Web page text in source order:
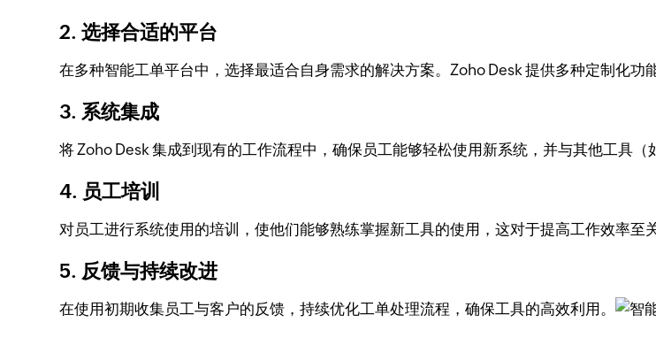
2. 选择合适的平台
在多种智能工单平台中，选择最适合自身需求的解决方案。Zoho Desk 提供多种定制化功
3. 系统集成
将 Zoho Desk 集成到现有的工作流程中，确保员工能够轻松使用新系统，并与其他工具（
4. 员工培训
对员工进行系统使用的培训，使他们能够熟练掌握新工具的使用，这对于提高工作效率至
5. 反馈与持续改进
在使用初期收集员工与客户的反馈，持续优化工单处理流程，确保工具的高效利用。